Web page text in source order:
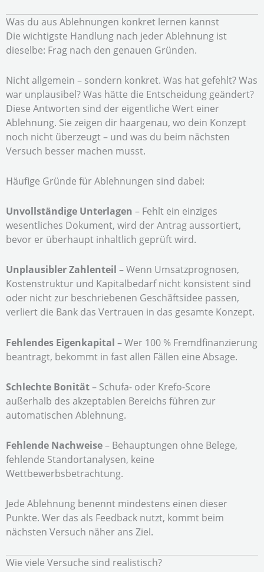
Was du aus Ablehnungen konkret lernen kannst
Die wichtigste Handlung nach jeder Ablehnung ist
dieselbe: Frag nach den genauen Gründen.
Nicht allgemein – sondern konkret. Was hat gefehlt? Was
war unplausibel? Was hätte die Entscheidung geändert?
Diese Antworten sind der eigentliche Wert einer
Ablehnung. Sie zeigen dir haargenau, wo dein Konzept
noch nicht überzeugt – und was du beim nächsten
Versuch besser machen musst.
Häufige Gründe für Ablehnungen sind dabei:
Unvollständige Unterlagen – Fehlt ein einziges
wesentliches Dokument, wird der Antrag aussortiert,
bevor er überhaupt inhaltlich geprüft wird.
Unplausibler Zahlenteil – Wenn Umsatzprognosen,
Kostenstruktur und Kapitalbedarf nicht konsistent sind
oder nicht zur beschriebenen Geschäftsidee passen,
verliert die Bank das Vertrauen in das gesamte Konzept.
Fehlendes Eigenkapital – Wer 100 % Fremdfinanzierung
beantragt, bekommt in fast allen Fällen eine Absage.
Schlechte Bonität– Schufa- oder Krefo-Score
außerhalb des akzeptablen Bereichs führen zur
automatischen Ablehnung.
Fehlende Nachweise– Behauptungen ohne Belege,
fehlende Standortanalysen, keine
Wettbewerbsbetrachtung.
Jede Ablehnung benennt mindestens einen dieser
Punkte. Wer das als Feedback nutzt, kommt beim
nächsten Versuch näher ans Ziel.
Wie viele Versuche sind realistisch?